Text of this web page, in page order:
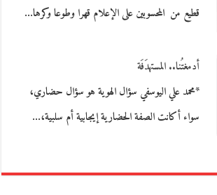
قطيع من المحسوبين على الإعلام قهرا وطوعا وكرها…
أدمغتُنا.. المستهدَفَة
*محمد علي اليوسفي سؤال الهوية هو سؤال حضاري،
سواء أكانت الصفة الحضارية إيجابية أم سلبية،…